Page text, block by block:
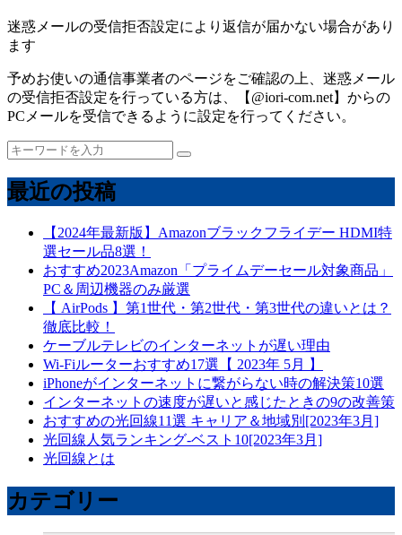
迷惑メールの受信拒否設定により返信が届かない場合があり
ます
予めお使いの通信事業者のページをご確認の上、迷惑メール
の受信拒否設定を行っている方は、【@iori-com.net】からの
PCメールを受信できるように設定を行ってください。
最近の投稿
【2024年最新版】Amazonブラックフライデー HDMI特
選セール品8選！
おすすめ2023Amazon「プライムデーセール対象商品」
PC＆周辺機器のみ厳選
【 AirPods 】第1世代・第2世代・第3世代の違いとは？
徹底比較！
ケーブルテレビのインターネットが遅い理由
Wi-Fiルーターおすすめ17選【 2023年 5月 】
iPhoneがインターネットに繋がらない時の解決策10選
インターネットの速度が遅いと感じたときの9の改善策
おすすめの光回線11選 キャリア＆地域別[2023年3月]
光回線人気ランキング-ベスト10[2023年3月]
光回線とは
カテゴリー